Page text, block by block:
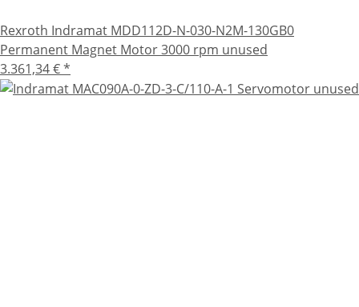
Rexroth Indramat MDD112D-N-030-N2M-130GB0
Permanent Magnet Motor 3000 rpm unused
3.361,34 €*